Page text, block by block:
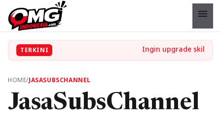
menu
TERKINI
HOME/JASASUBSCHANNEL
JasaSubsChannel